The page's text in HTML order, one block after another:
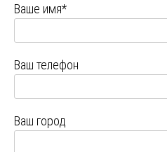
Ваше имя*
Ваш телефон
Ваш город